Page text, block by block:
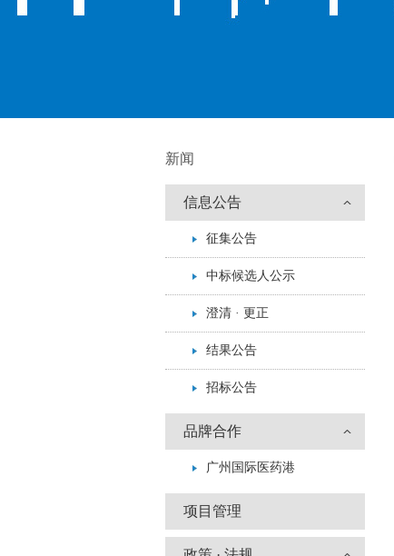
新闻
信息公告
征集公告
中标候选人公示
澄清 · 更正
结果公告
招标公告
品牌合作
广州国际医药港
项目管理